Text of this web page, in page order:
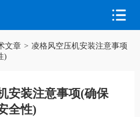
文章 > 凌格风空压机安装注意事项
)
安装注意事项(确保
全性)